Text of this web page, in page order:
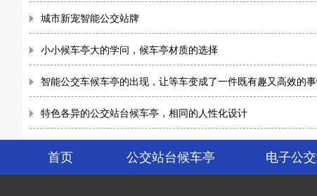
城市新宠智能公交站牌
小小候车亭大的学问，候车亭材质的选择
智能公交车候车亭的出现，让等车变成了一件既有趣又高效的
特色各异的公交站台候车亭，相同的人性化设计
首页 公交站台候车亭 电子公